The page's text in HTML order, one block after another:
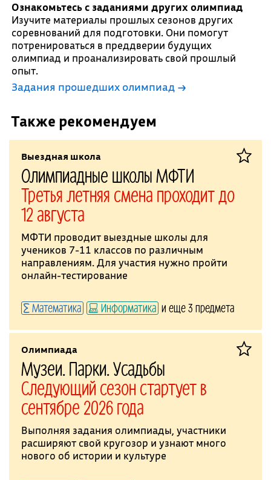
Ознакомьтесь с заданиями других олимпиад
Изучите материалы прошлых сезонов других
соревнований для подготовки. Они помогут
потренироваться в преддверии будущих
олимпиад и проанализировать свой прошлый
опыт.
Задания прошедших олимпиад →
Также рекомендуем
Выездная школа
Олимпиадные школы МФТИ
Третья летняя смена проходит до
12 августа
МФТИ проводит выездные школы для
учеников 7-11 классов по различным
направлениям. Для участия нужно пройти
онлайн-тестирование
Математика Информатика и еще 3 предмета
Олимпиада
Музеи. Парки. Усадьбы
Следующий сезон стартует в
сентябре 2026 года
Выполняя задания олимпиады, участники
расширяют свой кругозор и узнают много
нового об истории и культуре